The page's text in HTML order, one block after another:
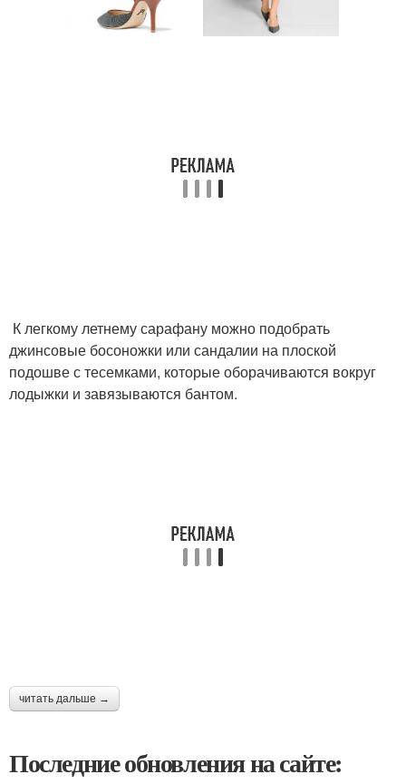
К легкому летнему сарафану можно подобрать
джинсовые босоножки или сандалии на плоской
подошве с тесемками, которые оборачиваются вокруг
лодыжки и завязываются бантом.
читать дальше →
Последние обновления на сайте: